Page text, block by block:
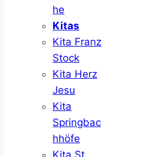
he
Kitas
Kita Franz
Stock
Kita Herz
Jesu
Kita
Springbac
hhöfe
Kita St.